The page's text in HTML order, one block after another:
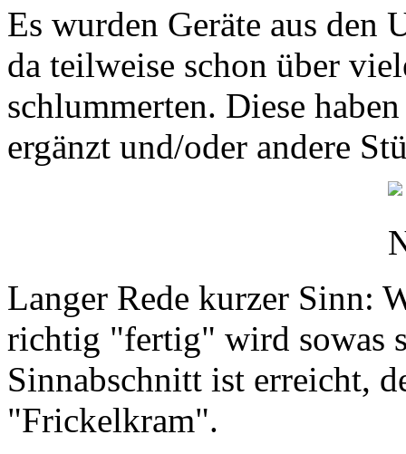
Es wurden Geräte aus den
da teilweise schon über
schlummerten. Diese
ergänzt und/oder andere
Langer Rede kurzer Sinn:
richtig "fertig" wird sowas
Sinnabschnitt ist erreicht,
"Frickelkram".